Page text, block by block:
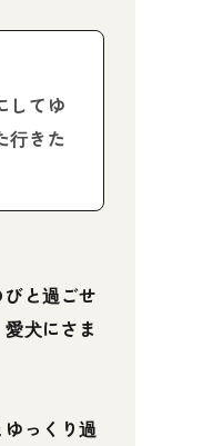
してゆ
行きた
と過ごせ
犬にさま
っくり過